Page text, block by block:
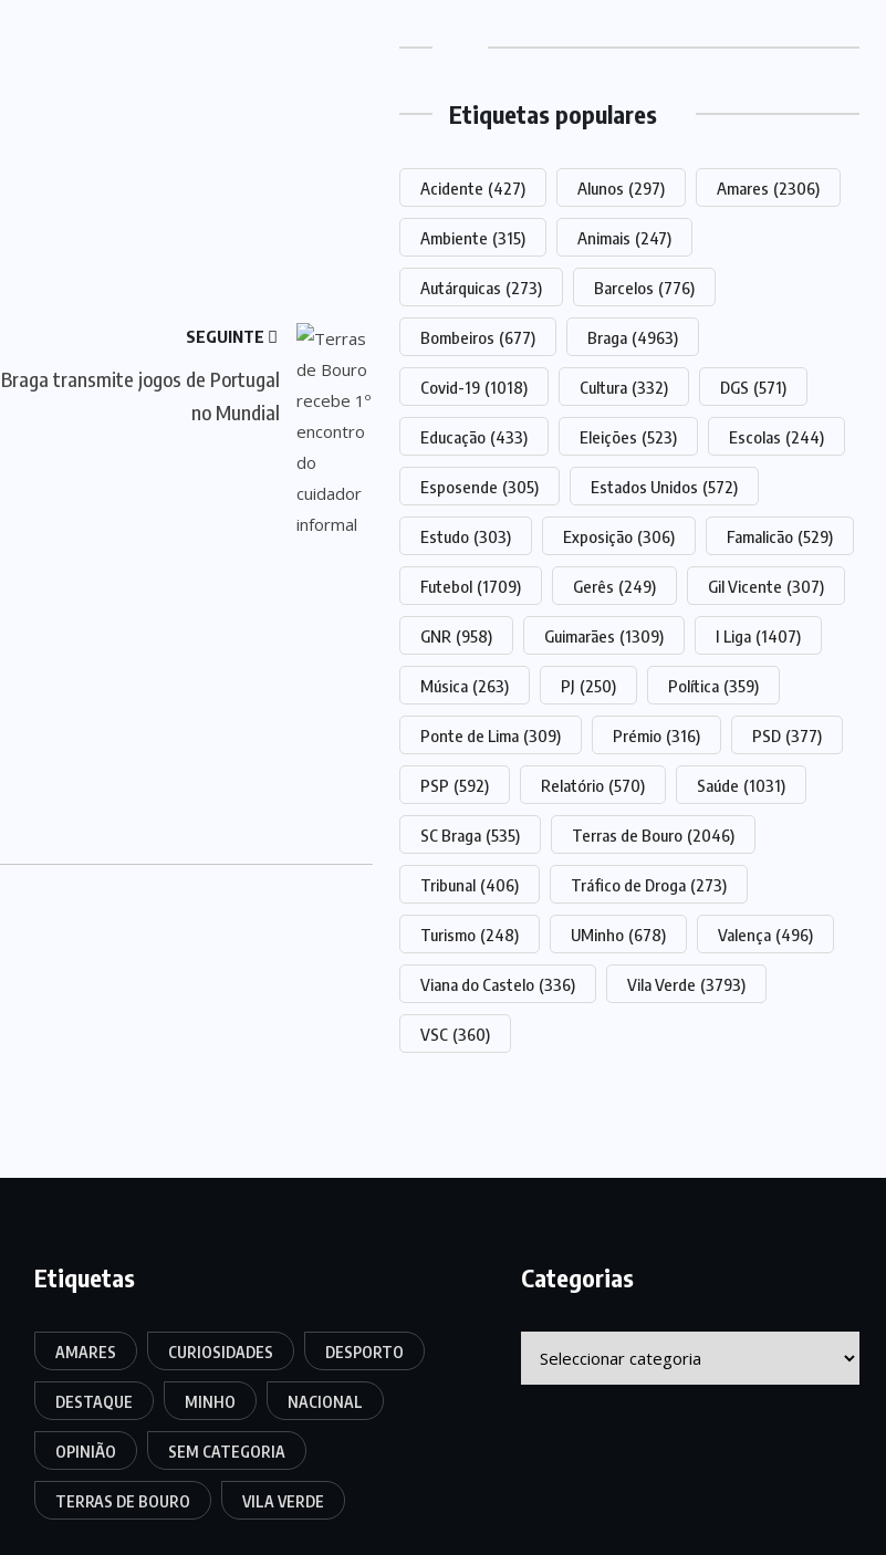
SEGUINTE
Braga transmite jogos de Portugal
no Mundial
Etiquetas populares
Acidente (427) Alunos (297) Amares (2306)
Ambiente (315) Animais (247)
Autárquicas (273) Barcelos (776)
Bombeiros (677) Braga (4963)
Covid-19 (1018) Cultura (332) DGS (571)
Educação (433) Eleições (523) Escolas (244)
Esposende (305) Estados Unidos (572)
Estudo (303) Exposição (306) Famalicão (529)
Futebol (1709) Gerês (249) Gil Vicente (307)
GNR (958) Guimarães (1309) I Liga (1407)
Música (263) PJ (250) Política (359)
Ponte de Lima (309) Prémio (316) PSD (377)
PSP (592) Relatório (570) Saúde (1031)
SC Braga (535) Terras de Bouro (2046)
Tribunal (406) Tráfico de Droga (273)
Turismo (248) UMinho (678) Valença (496)
Viana do Castelo (336) Vila Verde (3793)
VSC (360)
Etiquetas
AMARES CURIOSIDADES DESPORTO
DESTAQUE MINHO NACIONAL
OPINIÃO SEM CATEGORIA
TERRAS DE BOURO VILA VERDE
Categorias